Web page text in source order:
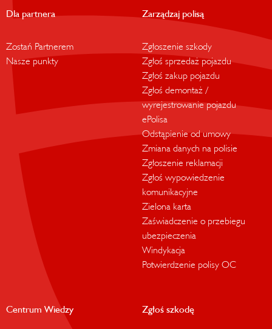
Dla partnera
Zostań Partnerem
Nasze punkty
Zarządzaj polisą
Zgłoszenie szkody
Zgłoś sprzedaż pojazdu
Zgłoś zakup pojazdu
Zgłoś demontaż /
wyrejestrowanie pojazdu
ePolisa
Odstąpienie od umowy
Zmiana danych na polisie
Zgłoszenie reklamacji
Zgłoś wypowiedzenie
komunikacyjne
Zielona karta
Zaświadczenie o przebiegu
ubezpieczenia
Windykacja
Potwierdzenie polisy OC
Centrum Wiedzy Zgłoś szkodę